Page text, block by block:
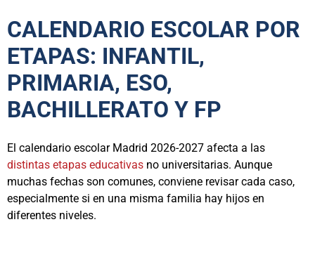
CALENDARIO ESCOLAR POR
ETAPAS: INFANTIL,
PRIMARIA, ESO,
BACHILLERATO Y FP
El calendario escolar Madrid 2026-2027 afecta a las
distintas etapas educativas no universitarias. Aunque
muchas fechas son comunes, conviene revisar cada caso,
especialmente si en una misma familia hay hijos en
diferentes niveles.